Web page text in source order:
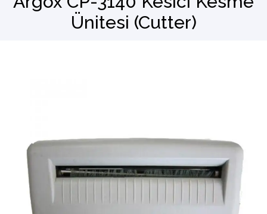
Barkod OkuyucuÜnitesi (Cutter)